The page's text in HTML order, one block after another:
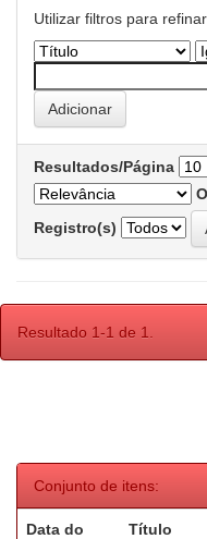
Utilizar filtros para
Resultados/Página
Registro(s)
Resultado 1-1 de 1.
Conjunto de itens:
Data do
Título